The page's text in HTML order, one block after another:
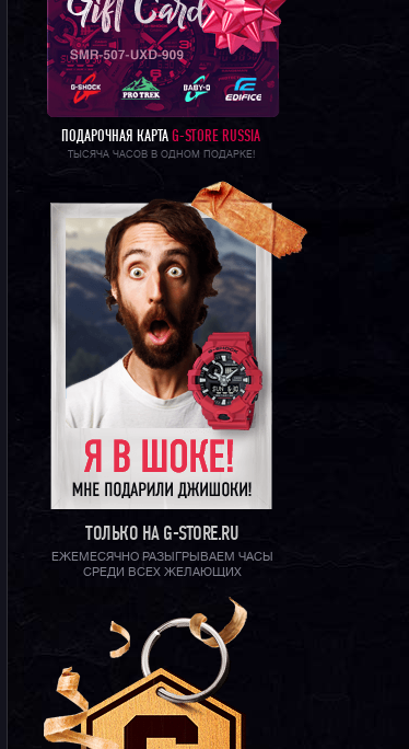
ПОДАРОЧНАЯ КАРТА G-STORE RUSSIA
ТЫСЯЧА ЧАСОВ В ОДНОМ ПОДАРКЕ!
ТОЛЬКО НА G-STORE.RU
ЕЖЕМЕСЯЧНО РАЗЫГРЫВАЕМ ЧАСЫ
СРЕДИ ВСЕХ ЖЕЛАЮЩИХ